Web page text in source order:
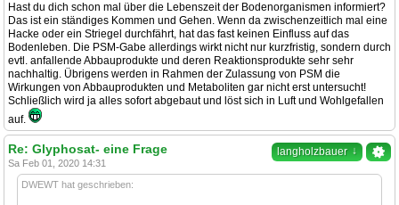
Hast du dich schon mal über die Lebenszeit der Bodenorganismen informiert?
Das ist ein ständiges Kommen und Gehen. Wenn da zwischenzeitlich mal eine
Hacke oder ein Striegel durchfährt, hat das fast keinen Einfluss auf das
Bodenleben. Die PSM-Gabe allerdings wirkt nicht nur kurzfristig, sondern durch
evtl. anfallende Abbauprodukte und deren Reaktionsprodukte sehr sehr
nachhaltig. Übrigens werden in Rahmen der Zulassung von PSM die
Wirkungen von Abbauprodukten und Metaboliten gar nicht erst untersucht!
Schließlich wird ja alles sofort abgebaut und löst sich in Luft und Wohlgefallen
auf.
langholzbauer ↓
Re: Glyphosat- eine Frage
Sa Feb 01, 2020 14:31
DWEWT hat geschrieben: